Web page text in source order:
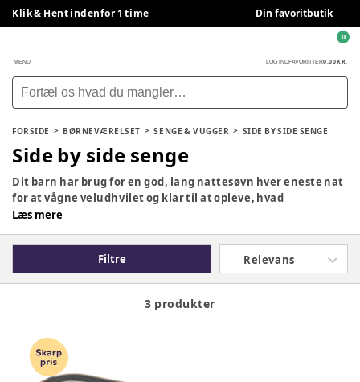
Klik & Hent indenfor 1 time Din favoritbutik
MENU LOG INDFAVORITTER0,00 KR.
0
FORSIDE BØRNEVÆRELSET SENGE & VUGGER SIDE BY SIDE SENGE
Side by side senge
Dit barn har brug for en god, lang nattesøvn hver eneste nat
for at vågne veludhvilet og klar til at opleve, hvad
dagligdagen bringer. Skab de bedste forudsætninger for dit
investere i en børneseng af god kvalitet med en komfortabel
madras. En god børneseng er også en seng, der passer til dit
barns alder. Her hos BabySam finder du et bredt udvalg af
Læs mere
Filtre Relevans
3 produkter